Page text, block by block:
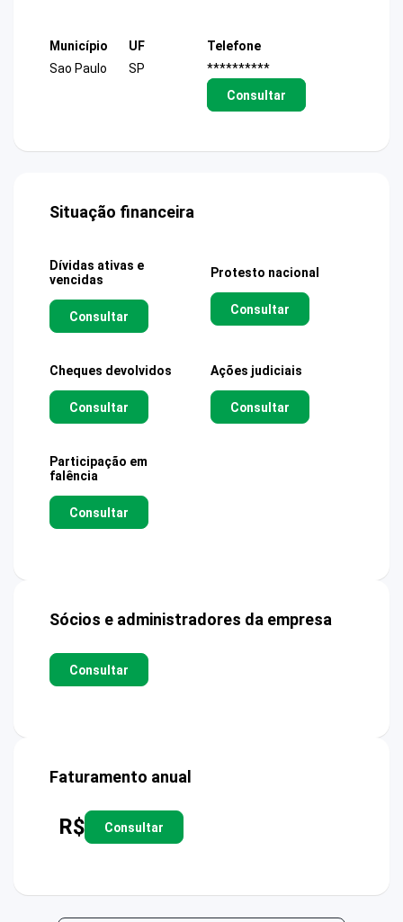
Município
Sao Paulo
UF
SP
Telefone
**********
Consultar
Situação financeira
Dívidas ativas e
vencidas
Consultar
Protesto nacional
Consultar
Cheques devolvidos
Consultar
Ações judiciais
Consultar
Participação em
falência
Consultar
Sócios e administradores da empresa
Consultar
Faturamento anual
R$ Consultar